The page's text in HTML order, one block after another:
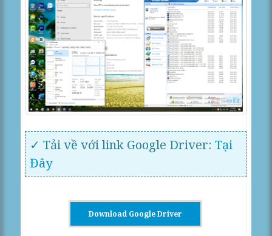
✓ Tải về với link Google Driver:Tại
Đây
Download Google Driver